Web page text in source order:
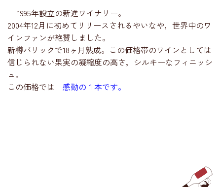
1995年設立の新進ワイナリー。
2004年12月に初めてリリースされるやいなや，世界中のワ
インファンが絶賛しました。
新樽バリックで18ヶ月熟成。この価格帯のワインとしては
信じられない果実の凝縮度の高さ，シルキーなフィニッシ
ュ。
この価格では 感動の１本です。